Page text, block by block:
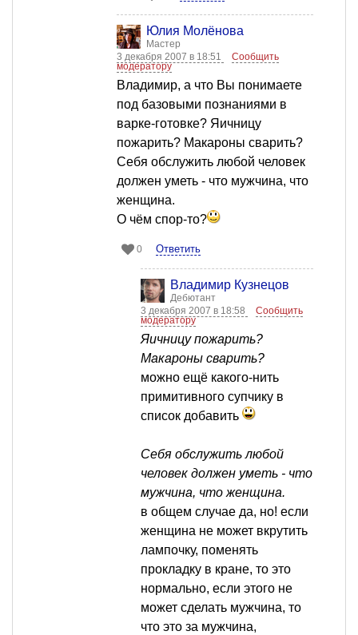
Юлия Молёнова
Мастер
3 декабря 2007 в 18:51
Сообщить
модератору
Владимир, а что Вы понимаете
под базовыми познаниями в
варке-готовке? Яичницу
пожарить? Макароны сварить?
Себя обслужить любой человек
должен уметь - что мужчина, что
женщина.
О чём спор-то?
0 Ответить
Владимир Кузнецов
Дебютант
3 декабря 2007 в 18:58
Сообщить
модератору
Яичницу пожарить?
Макароны сварить?
можно ещё какого-нить
примитивного супчику в
список добавить
Себя обслужить любой
человек должен уметь - что
мужчина, что женщина.
в общем случае да, но! если
женщина не может вкрутить
лампочку, поменять
прокладку в кране, то это
нормально, если этого не
может сделать мужчина, то
что это за мужчина,